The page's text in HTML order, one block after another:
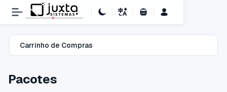
Carrinho de Compras
Carrinho de Compras
Pacotes